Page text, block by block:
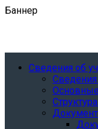
Баннер
Сведения об